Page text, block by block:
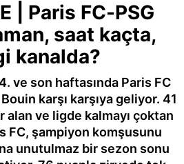
| Paris FC-PSG
saat kaçta,
kanalda?
ve son haftasında Paris FC
karşı karşıya geliyor. 41
alan ve ligde kalmayı çoktan
FC, şampiyon komşusunu
unutulmaz bir sezon sonu